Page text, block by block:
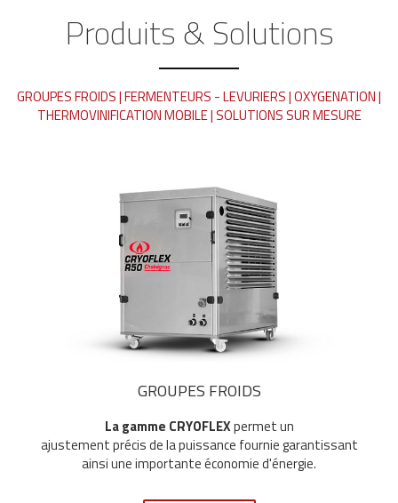
Produits & Solutions
GROUPES FROIDS | FERMENTEURS - LEVURIERS | OXYGENATION |
THERMOVINIFICATION MOBILE | SOLUTIONS SUR MESURE
GROUPES FROIDS
La gamme CRYOFLEXpermet un
ajustement précis de la puissance fournie garantissant
ainsi une importante économie d'énergie.